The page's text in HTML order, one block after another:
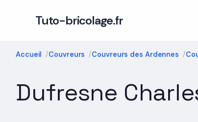
Tuto-bricolage.fr
Accueil Couvreurs Couvreurs des Ardennes
Dufresne